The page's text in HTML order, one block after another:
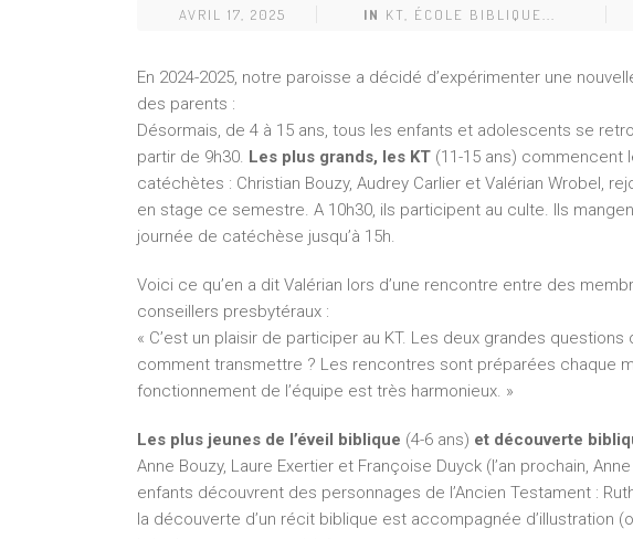
AVRIL 17, 2025 IN KT, ÉCOLE BIBLIQUE...
En 2024-2025, notre paroisse a décidé d’expérimenter une
des parents :
Désormais, de 4 à 15 ans, tous les enfants et adolescents se
partir de 9h30. Les plus grands, les KT (11-15 ans) commencent
catéchètes : Christian Bouzy, Audrey Carlier et Valérian Wrobel,
en stage ce semestre. A 10h30, ils participent au culte. Ils
journée de catéchèse jusqu’à 15h.
Voici ce qu’en a dit Valérian lors d’une rencontre entre des
conseillers presbytéraux :
« C’est un plaisir de participer au KT. Les deux grandes
comment transmettre ? Les rencontres sont préparées chaque
fonctionnement de l’équipe est très harmonieux. »
Les plus jeunes de l’éveil biblique (4-6 ans) et découverte
Anne Bouzy, Laure Exertier et Françoise Duyck (l’an prochain,
enfants découvrent des personnages de l’Ancien Testament :
la découverte d’un récit biblique est accompagnée d’illustration